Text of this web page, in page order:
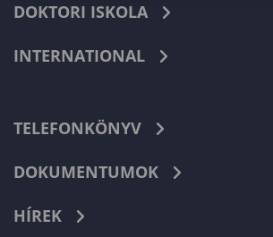
DOKTORI ISKOLA
INTERNATIONAL
TELEFONKÖNYV
DOKUMENTUMOK
HÍREK